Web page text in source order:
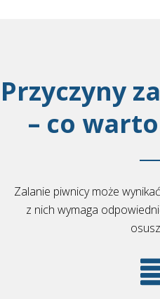
Przyczyny
– co
Zalanie piwnicy może
z nich wymaga